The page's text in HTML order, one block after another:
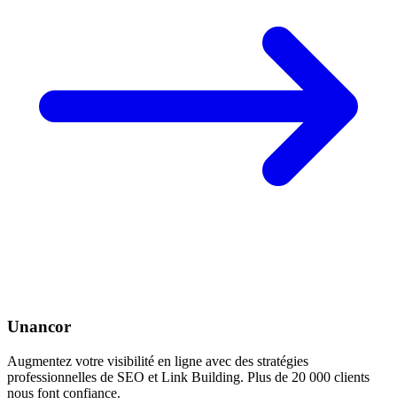
Unancor
Augmentez votre visibilité en ligne avec des stratégies
professionnelles de SEO et Link Building. Plus de 20 000 clients
nous font confiance.